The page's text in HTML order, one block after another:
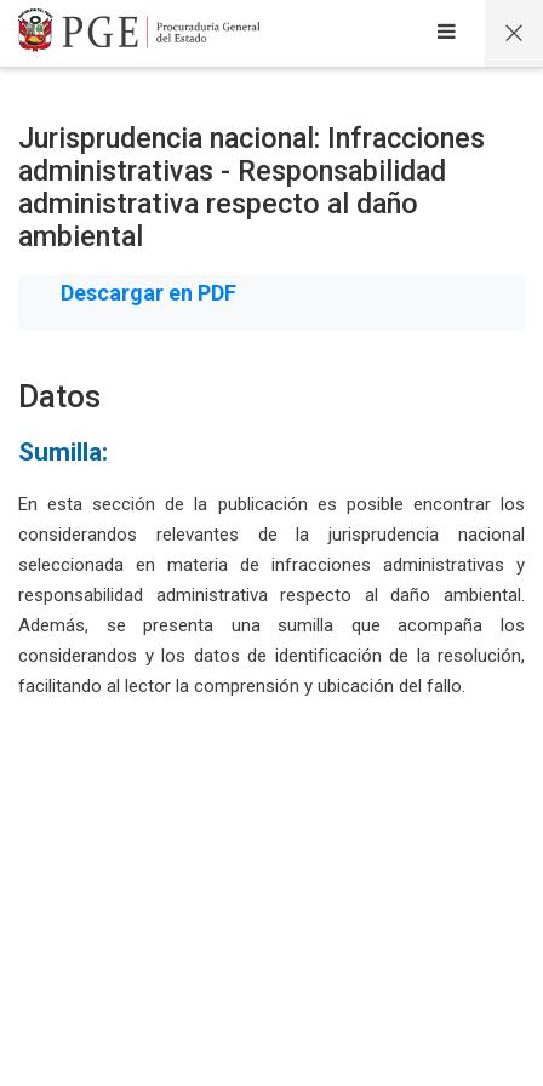
Salta al contenido principal
Jurisprudencia nacional: Infracciones
administrativas - Responsabilidad
administrativa respecto al daño
ambiental
Descargar en PDF
Datos
Sumilla:
En esta sección de la publicación es posible encontrar los
considerandos relevantes de la jurisprudencia nacional
seleccionada en materia de infracciones administrativas y
responsabilidad administrativa respecto al daño ambiental.
Además, se presenta una sumilla que acompaña los
considerandos y los datos de identificación de la resolución,
facilitando al lector la comprensión y ubicación del fallo.